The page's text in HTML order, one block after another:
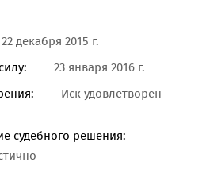
22 декабря 2015 г.
23 января 2016 г.
Иск удовлетворен
судебного решения: